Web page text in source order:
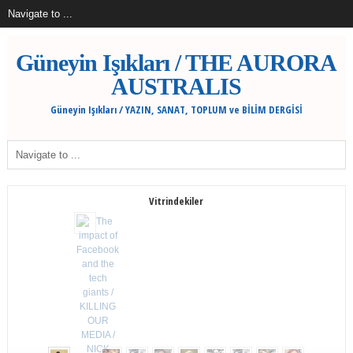
Güneyin Işıkları / THE AURORA
AUSTRALIS
Güneyin Işıkları / YAZIN, SANAT, TOPLUM ve BİLİM DERGİSİ
Vitrindekiler